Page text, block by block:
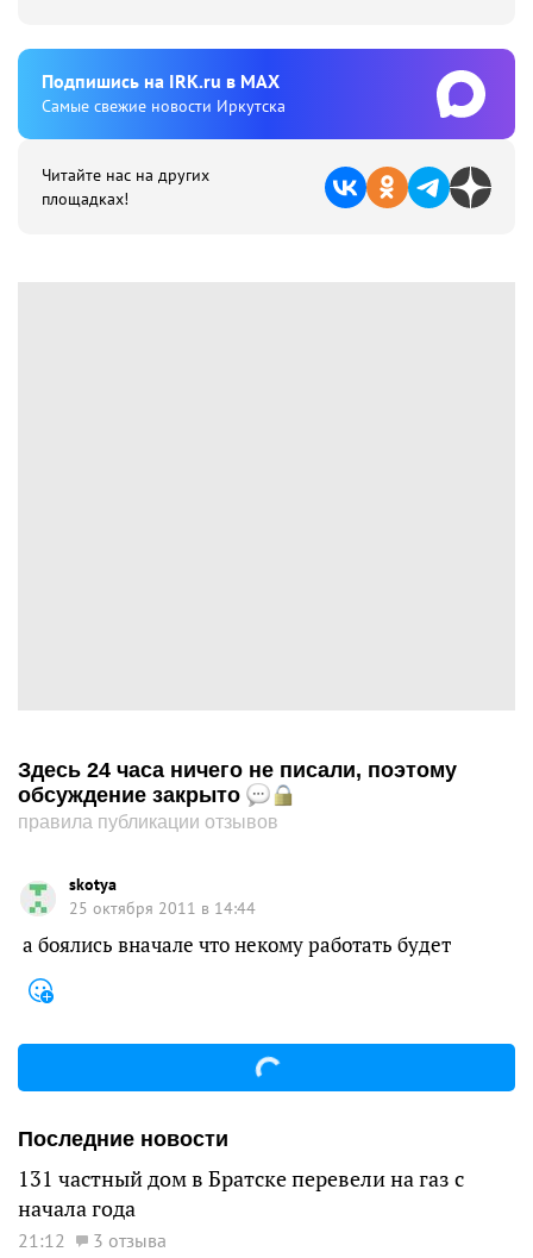
Подпишиcь на IRK.ru в MAX
Cамые свежие новости Иркутска
Читайте нас на других
площадках!
Здесь 24 часа ничего не писали, поэтому
обсуждение закрыто
правила публикации отзывов
skotya
25 октября 2011 в 14:44
а боялись вначале что некому работать будет
Последние новости
131 частный дом в Братске перевели на газ с
начала года
21:12 3 отзыва